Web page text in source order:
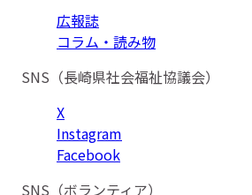
広報誌
コラム・読み物
SNS（長崎県社会福祉協議会）
X
Instagram
Facebook
SNS（ボランティア）